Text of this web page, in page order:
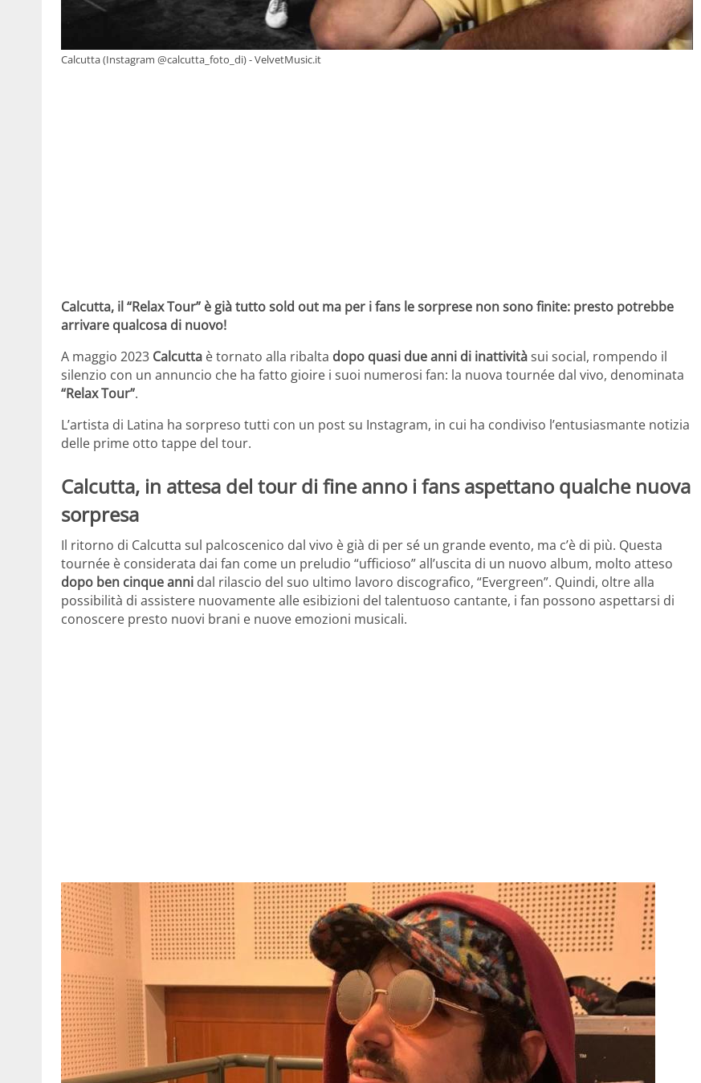
Calcutta (Instagram @calcutta_foto_di) - VelvetMusic.it
Calcutta, il “Relax Tour” è già tutto sold out ma per i fans le sorprese non sono finite: presto potrebbe
arrivare qualcosa di nuovo!
A maggio 2023 Calcutta è tornato alla ribalta dopo quasi due anni di inattivitàsui social, rompendo il
silenzio con un annuncio che ha fatto gioire i suoi numerosi fan: la nuova tournée dal vivo, denominata
“Relax Tour”.
L’artista di Latina ha sorpreso tutti con un post su Instagram, in cui ha condiviso l’entusiasmante notizia
delle prime otto tappe del tour.
Calcutta, in attesa del tour di fine anno i fans aspettano qualche nuova
sorpresa
Il ritorno di Calcutta sul palcoscenico dal vivo è già di per sé un grande evento, ma c’è di più. Questa
tournée è considerata dai fan come un preludio “ufficioso” all’uscita di un nuovo album, molto atteso
dopo ben cinque anni dal rilascio del suo ultimo lavoro discografico, “Evergreen”. Quindi, oltre alla
possibilità di assistere nuovamente alle esibizioni del talentuoso cantante, i fan possono aspettarsi di
conoscere presto nuovi brani e nuove emozioni musicali.